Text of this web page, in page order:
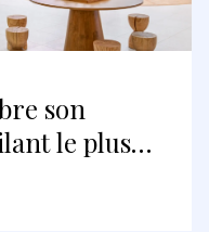
son
le plus